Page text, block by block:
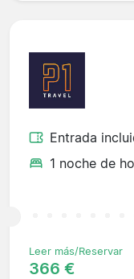
Entrada
1 noche de
Leer más/Reservar
366 €